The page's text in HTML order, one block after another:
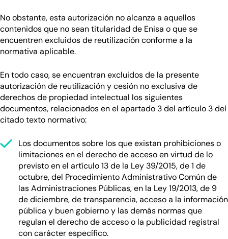
No obstante, esta autorización no alcanza a aquellos
contenidos que no sean titularidad de Enisa o que se
encuentren excluidos de reutilización conforme a la
normativa aplicable.
En todo caso, se encuentran excluidos de la presente
autorización de reutilización y cesión no exclusiva de
derechos de propiedad intelectual los siguientes
documentos, relacionados en el apartado 3 del artículo 3 del
citado texto normativo:
Los documentos sobre los que existan prohibiciones o
limitaciones en el derecho de acceso en virtud de lo
previsto en el artículo 13 de la Ley 39/2015, de 1 de
octubre, del Procedimiento Administrativo Común de
las Administraciones Públicas, en la Ley 19/2013, de 9
de diciembre, de transparencia, acceso a la información
pública y buen gobierno y las demás normas que
regulan el derecho de acceso o la publicidad registral
con carácter específico.